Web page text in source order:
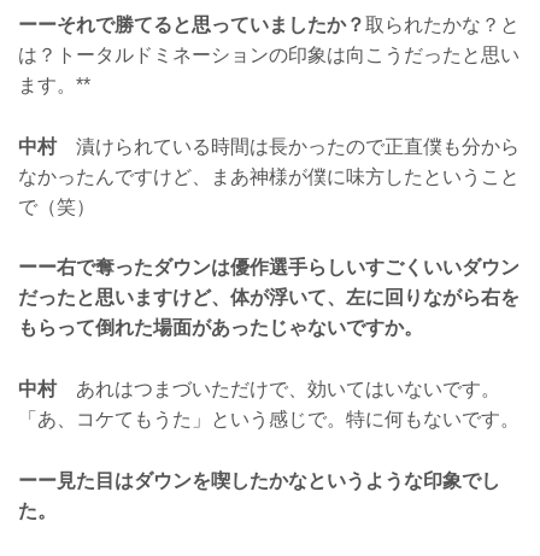
ーーそれで勝てると思っていましたか？取られたかな？と
は？トータルドミネーションの印象は向こうだったと思い
ます。**
中村漬けられている時間は長かったので正直僕も分から
なかったんですけど、まあ神様が僕に味方したということ
で（笑）
ーー右で奪ったダウンは優作選手らしいすごくいいダウン
だったと思いますけど、体が浮いて、左に回りながら右を
もらって倒れた場面があったじゃないですか。
中村あれはつまづいただけで、効いてはいないです。
「あ、コケてもうた」という感じで。特に何もないです。
ーー見た目はダウンを喫したかなというような印象でし
た。